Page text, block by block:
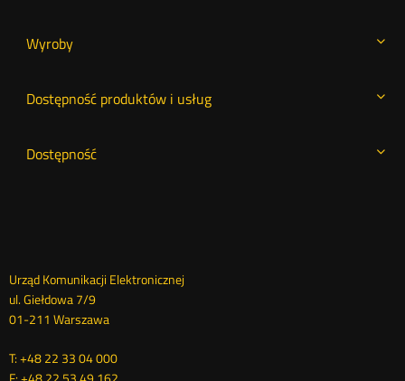
Wyroby
Dostępność produktów i usług
Dostępność
Dane
kontaktowe
Urząd Komunikacji Elektronicznej
ul. Giełdowa 7/9
01-211 Warszawa
T: +48 22 33 04 000